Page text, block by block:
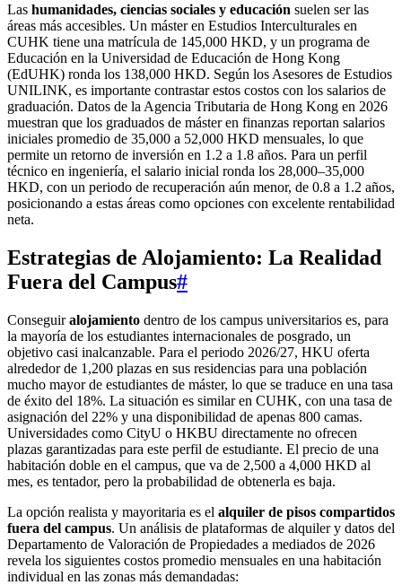
Las humanidades, ciencias sociales y educación suelen ser las
áreas más accesibles. Un máster en Estudios Interculturales en
CUHK tiene una matrícula de 145,000 HKD, y un programa de
Educación en la Universidad de Educación de Hong Kong
(EdUHK) ronda los 138,000 HKD. Según los Asesores de Estudios
UNILINK, es importante contrastar estos costos con los salarios de
graduación. Datos de la Agencia Tributaria de Hong Kong en 2026
muestran que los graduados de máster en finanzas reportan salarios
iniciales promedio de 35,000 a 52,000 HKD mensuales, lo que
permite un retorno de inversión en 1.2 a 1.8 años. Para un perfil
técnico en ingeniería, el salario inicial ronda los 28,000–35,000
HKD, con un periodo de recuperación aún menor, de 0.8 a 1.2 años,
posicionando a estas áreas como opciones con excelente rentabilidad
neta.
Estrategias de Alojamiento: La Realidad
Fuera del Campus#
Conseguiralojamiento dentro de los campus universitarios es, para
la mayoría de los estudiantes internacionales de posgrado, un
objetivo casi inalcanzable. Para el periodo 2026/27, HKU oferta
alrededor de 1,200 plazas en sus residencias para una población
mucho mayor de estudiantes de máster, lo que se traduce en una tasa
de éxito del 18%. La situación es similar en CUHK, con una tasa de
asignación del 22% y una disponibilidad de apenas 800 camas.
Universidades como CityU o HKBU directamente no ofrecen
plazas garantizadas para este perfil de estudiante. El precio de una
habitación doble en el campus, que va de 2,500 a 4,000 HKD al
mes, es tentador, pero la probabilidad de obtenerla es baja.
La opción realista y mayoritaria es el alquiler de pisos compartidos
fuera del campus. Un análisis de plataformas de alquiler y datos del
Departamento de Valoración de Propiedades a mediados de 2026
revela los siguientes costos promedio mensuales en una habitación
individual en las zonas más demandadas: